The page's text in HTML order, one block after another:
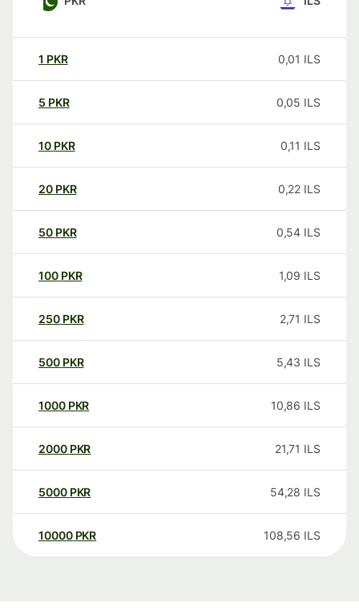
1 PKR 0,01 ILS
5 PKR 0,05 ILS
10 PKR 0,11 ILS
20 PKR 0,22 ILS
50 PKR 0,54 ILS
100 PKR 1,09 ILS
250 PKR 2,71 ILS
500 PKR 5,43 ILS
1000 PKR 10,86 ILS
2000 PKR 21,71 ILS
5000 PKR 54,28 ILS
10000 PKR 108,56 ILS